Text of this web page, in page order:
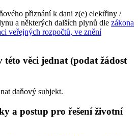
přiznání k dani z(e) elektřiny /
a některých dalších plynů dle zákona
veřejných rozpočtů, ve znění
věci jednat (podat žádost
daňový subjekt.
a postup pro řešení životní